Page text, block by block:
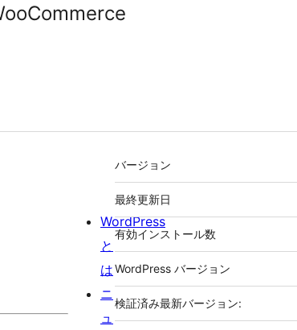
メ
タ
バージョン
最終更新日
有効インストール数
WordPress バージョン
検証済み最新バージョン:
WordPress
と
は
ニ
ュ